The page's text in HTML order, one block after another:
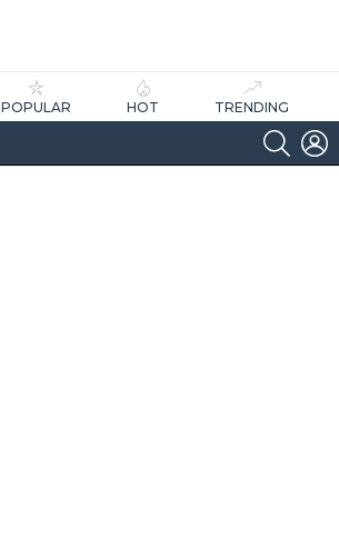
POPULAR HOT TRENDING